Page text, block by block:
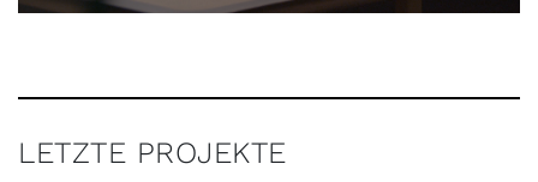
LETZTE PROJEKTE